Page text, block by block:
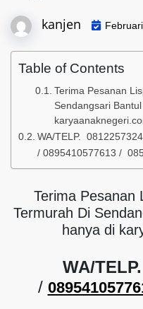
kanjen
Table of Contents
Terima Pesanan
Sendangsari
WA/TELP.
/ 0895410577613 /
Terima Pesanan
Termurah Di
hanya di
WA/TELP.
/